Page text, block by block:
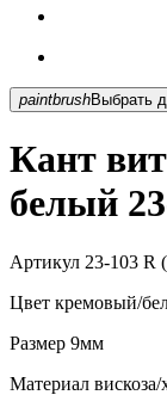
paintbrush
Кант
белый
Артикул 23-103 R
Цвет кремовый/
Размер 9мм
Материал